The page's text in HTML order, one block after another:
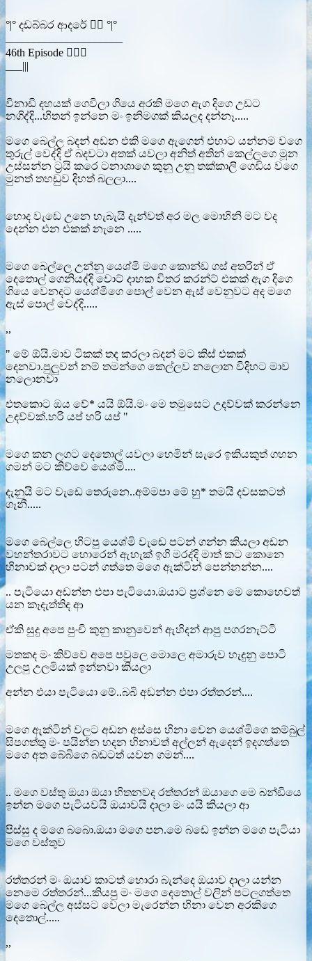
°|° දඩබ්බර ආදරේ ❤️‍🔥 °|°
46th Episode ❤️‍🔥🥀
විනාඩි දහයක් ගෙවිලා ගියෙ අරකි මගෙ ඇග දිගෙ උඩට
නගිද්දි...හිතන් ඉන්නෙ මං ඉනිමගක් කියලද දන්නෑ.....
මගෙ බෙල්ල බදන් අඩන එකි මගෙ ඇගෙන් එහාට යන්නම වගෙ
තුරුල් වෙද්දි ඒ බදවටා අතක් යවලා අනිත් අතින් කෙල්ලගෙ මූන
උස්සන්න ට්‍රයි කරෙ ටනාශාගෙ කුනු උනු තක්කාලි ගෙඩිය වගෙ
මුනත් තහඩුව දිහත් බලලා....
හොද වැඩෙ උනෙ හැබැයි දැන්වත් අර මල මොහිනි මට වද
දෙන්න එන එකක් නැනෙ .....
මගෙ බෙල්ලෙ උන්නු යෙශ්මි මගෙ කොන්ඩ ගස් අතරින් ඒ
දෙතොල් ගෙනියද්දි වොට් දාහක විතර කරන්ට් එකක් ඇග දිගෙ
ගියෙ වෙනදට යෙශ්මිගෙ පොල් වෙන ඇස් වෙනුවට අද මගෙ
ඇස් පොල් වෙද්දි.....
,,
" මේ ඕයි.මාව ටිකක් තද කරලා බදන් මට කිස් එකක්
දෙනවා.පුලුවන් නම් තමන්ගෙ කෙල්ලව නලොන විදිහට මාව
නලොනවා
එතකොට ඔය වේ* යයි ඕයි.මං මෙ තමුසෙට උදව්වක් කරන්නෙ
උදව්වක්.හරි යප් හරි යප් "
මගෙ කන ලගට දෙතොල් යවලා හෙමින් සැරෙ ඉකියකුත් ගහන
ගමන් මට කිව්වෙ යෙශ්මි....
දැනුයි මට වැඩෙ තෙරුනෙ..අම්මපා මේ හු* තමයි දවසකටත්
ගෑනී.....
මගෙ බෙල්ලෙ හිටපු යෙශ්මි වැඩෙ පටන් ගන්න කියලා අඩන
වහන්තරාවට හොරෙන් ඇහැක් ඉගි මරද්දි මාත් කට කොනෙ
හිනාවක් දාලා පටන් ගත්තෙ මගෙ ඇක්ටින් පෙන්නන්න....
.. පැටියො අඩන්න එපා පැටියො.ඔයාට ප්‍රශ්නෙ මෙ කොහෙවත්
යන කෑදැත්තිද ආ
ඒකි සුදු අපෙ පුංචි කුනු කානුවෙන් ඇහිදන් ආපු පගරනැට්ටි
මතකද මං කිව්වෙ අපෙ පවුලෙ මොලෙ අමාරුව හැදුනු පොටි
උලපු උලමියක් ඉන්නවා කියලා
අන්න එයා පැටියො මේ..බබි අඩන්න එපා රත්තරන්....
මගෙ ඇක්ටින් වලට අඩන අස්සෙ හිනා වෙන යෙශ්මිගෙ කම්බුල්
සිපගත්තු මං පයින්න හදන හිනාවත් අල්ලන් ඇදෙන් ඉදගත්තෙ
මගෙ අත බේබිගෙ බඩටත් යවන ගමන්....
.. මගෙ වස්තු ඔයා ඔයා හිතනවද රත්තරන් ඔයාගෙ මෙ බන්ඩියෙ
ඉන්න මගෙ පැටියවයි ඔයාවයි දාලා මං යයි කියලා ආ
පිස්සු ද මගෙ බබො.ඔයා මගෙ පන.මෙ බඩෙ ඉන්න මගෙ පැටියා
මගෙ වස්තුව
රත්තරන් මං ඔයාව කාටත් හොරා බැන්දෙ ඔයාව දාලා යන්න
නෙමෙ රත්තරන්...කියපු මං මගෙ දෙතොල් වලින් පටලගත්තෙ
මගෙ බෙල්ල අස්සට වෙලා මැරෙන්න හිනා වෙන අරකිගෙ
දෙතොල්.....
,,